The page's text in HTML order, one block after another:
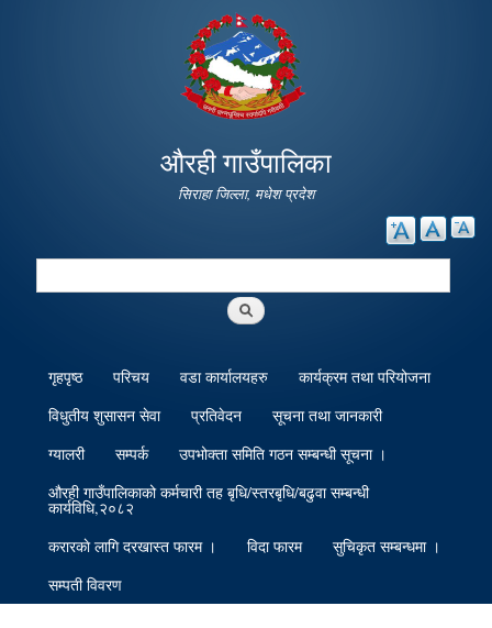
main
content
औरही गाउँपालिका
सिराहा जिल्ला, मधेश प्रदेश
Search
गृहपृष्ठ परिचय वडा कार्यालयहरु
कार्यक्रम तथा परियोजना
विधुतीय शुसासन सेवा
प्रतिवेदन
सूचना तथा जानकारी
ग्यालरी
सम्पर्क
उपभोक्ता समिति गठन सम्बन्धी सूचना ।
औरही गाउँपालिकाको कर्मचारी तह बृधि/स्तरबृधि/बढुवा सम्बन्धी
कार्यविधि,२०८२
करारकाे लागि दरखास्त फारम ।
विदा फारम
सुचिकृत सम्बन्धमा ।
सम्पती विवरण